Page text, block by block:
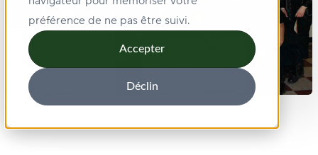
préférence de ne pas être suivi.
Accepter
Déclin